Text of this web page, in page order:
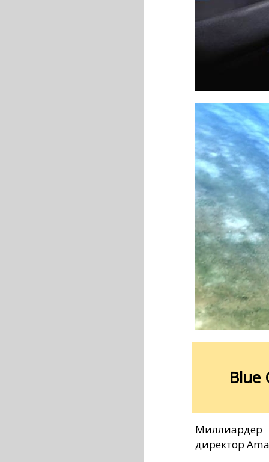
Blue
Миллиардер
директор